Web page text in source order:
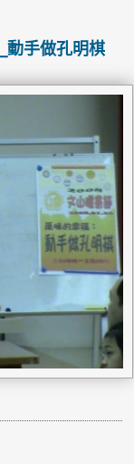
動手做孔明棋